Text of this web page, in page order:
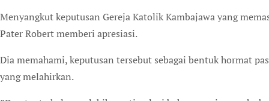
Menyangkut keputusan Gereja Katolik Kambajawa yang
Pater Robert memberi apresiasi.
Dia memahami, keputusan tersebut sebagai bentuk hormat
yang melahirkan.